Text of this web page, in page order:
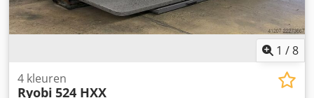
1 /8
4 kleuren
Ryobi 524 HXX